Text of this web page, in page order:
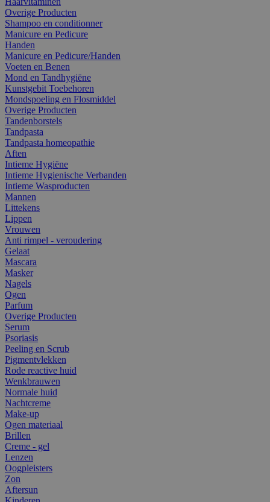
Overige Producten
Shampoo en conditionner
Manicure en Pedicure
Handen
Manicure en Pedicure/Handen
Voeten en Benen
Mond en Tandhygiëne
Kunstgebit Toebehoren
Mondspoeling en Flosmiddel
Overige Producten
Tandenborstels
Tandpasta
Tandpasta homeopathie
Aften
Intieme Hygiëne
Intieme Hygienische Verbanden
Intieme Wasproducten
Mannen
Littekens
Lippen
Vrouwen
Anti rimpel - veroudering
Gelaat
Mascara
Masker
Nagels
Ogen
Parfum
Overige Producten
Serum
Psoriasis
Peeling en Scrub
Pigmentvlekken
Rode reactive huid
Wenkbrauwen
Normale huid
Nachtcreme
Make-up
Ogen materiaal
Brillen
Creme - gel
Lenzen
Oogpleisters
Zon
Aftersun